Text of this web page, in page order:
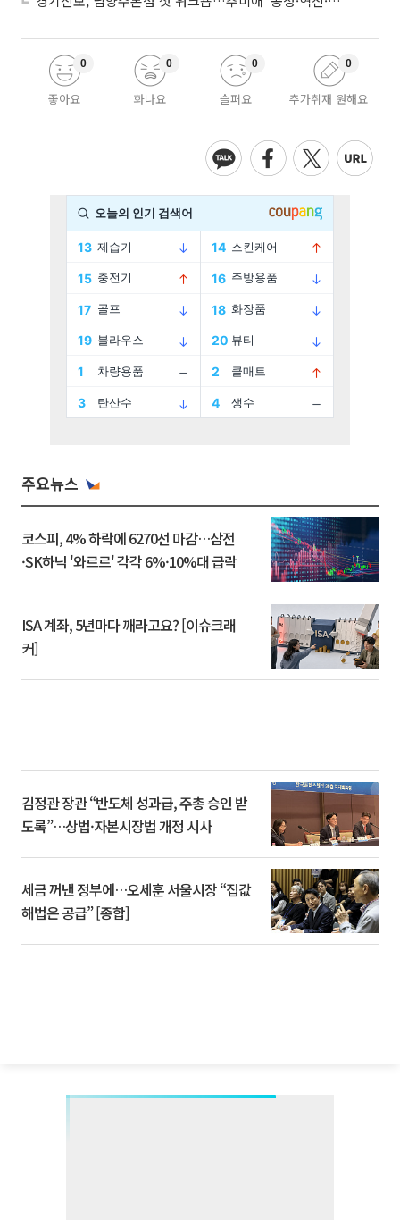
좋아요
0
화나요
0
슬퍼요
0
추가취재 원해요
0
주요뉴스
코스피, 4% 하락에 6270선 마감…삼전
·SK하닉 '와르르' 각각 6%·10%대 급락
ISA 계좌, 5년마다 깨라고요? [이슈크래
커]
김정관 장관 “반도체 성과급, 주총 승인 받
도록”…상법·자본시장법 개정 시사
세금 꺼낸 정부에…오세훈 서울시장 “집값
해법은 공급” [종합]